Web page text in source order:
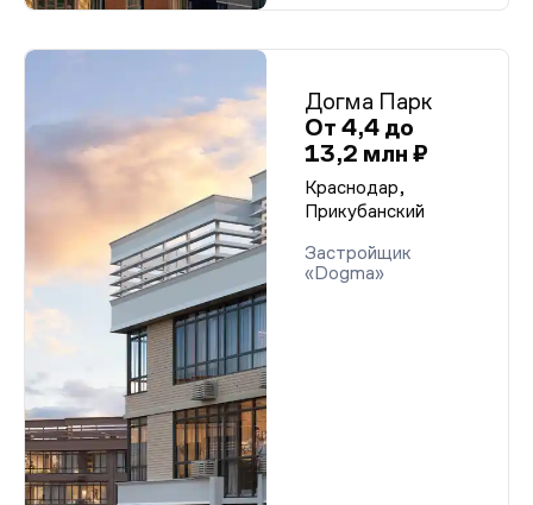
Догма Парк
От 4,4 до
13,2 млн ₽
Краснодар,
Прикубанский
Застройщик
«Dogma»